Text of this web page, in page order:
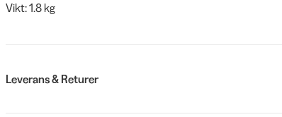
Vikt: 1.8 kg
Leverans & Returer